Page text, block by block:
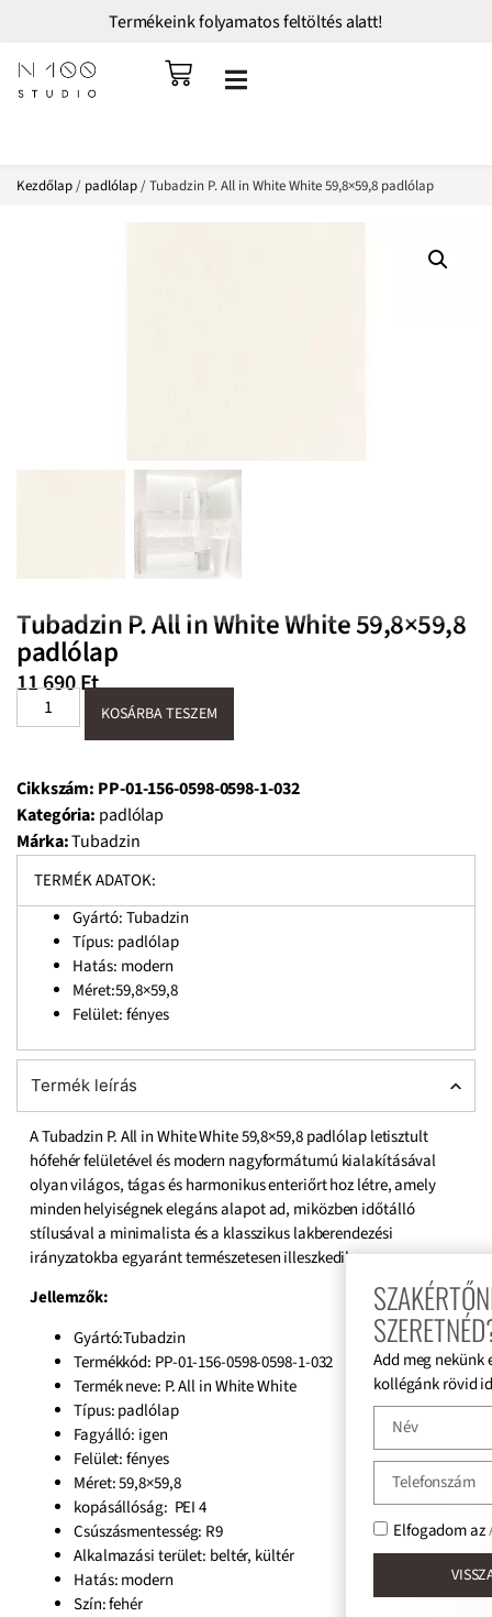
Termékeink folyamatos feltöltés alatt!
Kezdőlap/ padlólap/ Tubadzin P. All in White White 59,8×59,8 padlólap
Tubadzin P. All in White White 59,8×59,8
padlólap
11 690Ft
KOSÁRBA TESZEM
Cikkszám: PP-01-156-0598-0598-1-032
Kategória: padlólap
Márka:Tubadzin
TERMÉK ADATOK:
Gyártó: Tubadzin
Típus: padlólap
Hatás: modern
Méret:59,8×59,8
Felület: fényes
Termék leírás
A Tubadzin P. All in White White 59,8×59,8 padlólap letisztult
hófehér felületével és modern nagyformátumú kialakításával
olyan világos, tágas és harmonikus enteriőrt hoz létre, amely
minden helyiségnek elegáns alapot ad, miközben időtálló
stílusával a minimalista és a klasszikus lakberendezési
irányzatokba egyaránt természetesen illeszkedik.
Jellemzők:
Gyártó:Tubadzin
Termékkód: PP-01-156-0598-0598-1-032
Termék neve: P. All in White White
Típus: padlólap
Fagyálló: igen
Felület: fényes
Méret: 59,8×59,8
kopásállóság: PEI 4
Csúszásmentesség: R9
Alkalmazási terület: beltér, kültér
Hatás: modern
Szín: fehér
SZAKÉRTŐNK
SZERETNÉD?
Add meg nekünk
kollégánk rövid időn belül
Elfogadom az
VISSZAHÍVÁST